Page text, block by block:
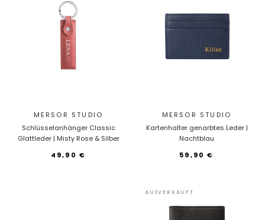
MERSOR STUDIO
Schlüsselanhänger Classic
Glattleder | Misty Rose & Silber
49,90 €
MERSOR STUDIO
Kartenhalter genarbtes Leder |
Nachtblau
59,90 €
AUSVERKAUFT